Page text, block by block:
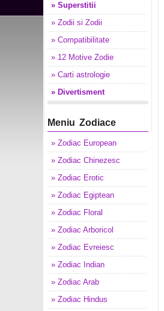
» Superstitii
» Zodii si Zodii
» Compatibilitate
» 12 Motive Zodie
» Carti astrologie
» Divertisment
Meniu Zodiace
» Zodiac European
» Zodiac Chinezesc
» Zodiac Erotic
» Zodiac Egiptean
» Zodiac Floral
» Zodiac Arboricol
» Zodiac Evreiesc
» Zodiac Indian
» Zodiac Arab
» Zodiac Hindus